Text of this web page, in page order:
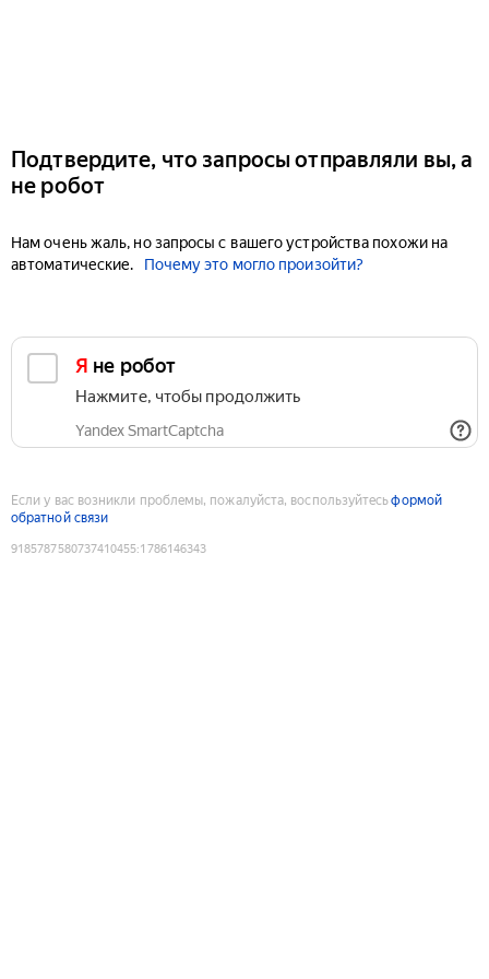
Подтвердите, что запросы отправляли вы, а
не робот
Нам очень жаль, но запросы с вашего устройства похожи на
автоматические.
Почему это могло произойти?
Я не робот
Нажмите, чтобы продолжить
Yandex SmartCaptcha
Если у вас возникли проблемы, пожалуйста, воспользуйтесьформой
обратной связи
9185787580737410455:1786146343